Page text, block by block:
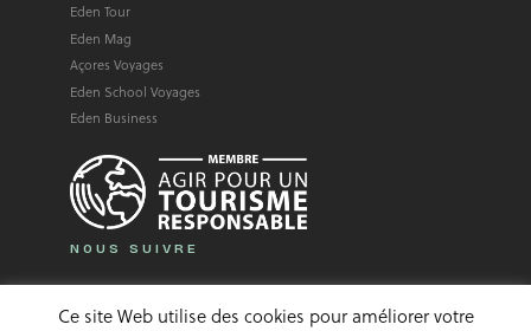
Eden Tour
Eden Mag
Açores Voyages
Eden School Voyages
Eden Business
NOUS SUIVRE
Ce site Web utilise des cookies pour améliorer votre